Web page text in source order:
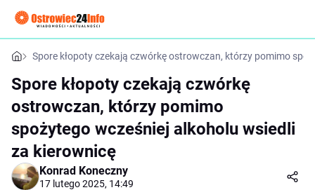
Spore kłopoty czekają czwórkę ostrowczan, którzy pomimo
Spore kłopoty czekają czwórkę
ostrowczan, którzy pomimo
spożytego wcześniej alkoholu wsiedli
za kierownicę
Konrad Koneczny
17 lutego 2025, 14:49